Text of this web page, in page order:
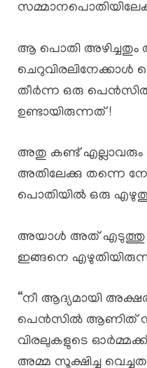
ആ പൊതി
ചെറുവിരലിനേക്കാൾ
തീർന്ന ഒരു പെൻസിൽ
ഉണ്ടായിരുന്നത് !
അതു കണ്ട് എല്ലാവരും
അതിലേക്കു തന്നെ
പൊതിയിൽ ഒരു
അയാൾ അത് എടുത്തു
ഇങ്ങനെ
“നീ ആദ്യമായി
പെൻസിൽ ആണിത്
വിരലുകളുടെ
അമ്മ സൂക്ഷിച്ചു